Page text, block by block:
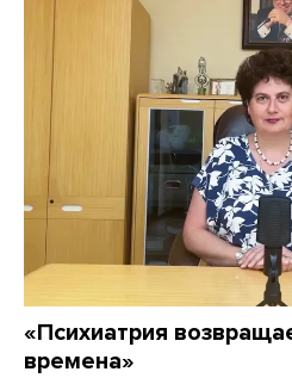
«Психиатрия
времена»